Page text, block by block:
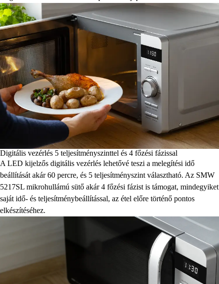
Digitális vezérlés 5 teljesítményszinttel és 4 főzési fázissal
A LED kijelzős digitális vezérlés lehetővé teszi a melegítési idő
beállítását akár 60 percre, és 5 teljesítményszint választható. Az SMW
5217SL mikrohullámú sütő akár 4 főzési fázist is támogat, mindegyiket
saját idő- és teljesítménybeállítással, az étel előre történő pontos
elkészítéséhez.